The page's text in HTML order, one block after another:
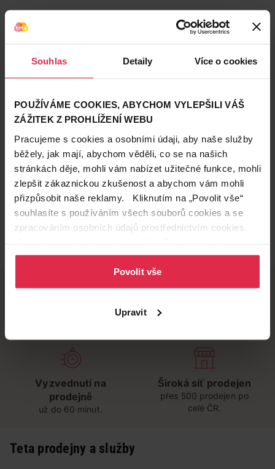
Souhlas Detaily Více o cookies
POUŽÍVÁME COOKIES, ABYCHOM VYLEPŠILI VÁŠ
ZÁŽITEK Z PROHLÍŽENÍ WEBU
Pracujeme s cookies a osobními údaji, aby naše služby
běžely, jak mají, abychom věděli, co se na našich
stránkách děje, mohli vám nabízet užitečné funkce, mohli
zlepšit zákaznickou zkušenost a abychom vám mohli
přizpůsobit naše reklamy. Kliknutím na „Povolit vše“
souhlasíte s používáním všech souborů cookies a se
zpracováním osobních údajů prostřednictvím cookies.
osobních údajů.
Povolit vše
Upravit
Podobné produkty
Vyzvednutí na
prodejně
už do 60 minut.
Široká síť prodejen
přes 500 prodejen po
celé ČR.
Teta prodejny a služby